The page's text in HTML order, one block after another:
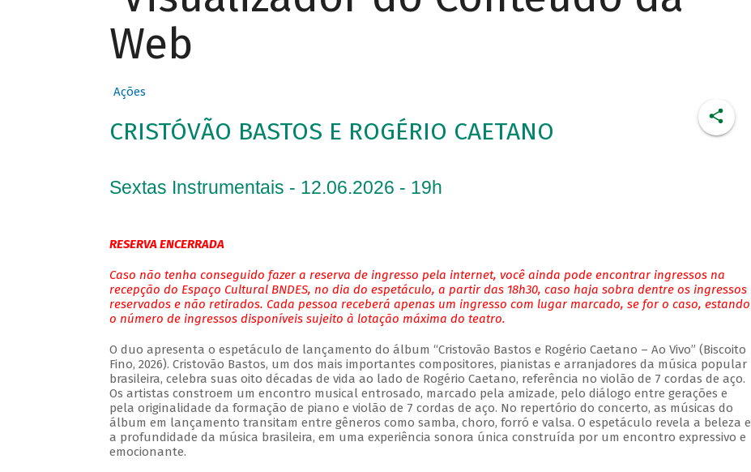
Web
Ações
CRISTÓVÃO BASTOS E ROGÉRIO CAETANO
Sextas Instrumentais - 12.06.2026 - 19h
RESERVA ENCERRADA
Caso não tenha conseguido fazer a reserva de ingresso pela internet, você ainda pode encontrar ingressos na
recepção do Espaço Cultural BNDES, no dia do espetáculo, a partir das 18h30, caso haja sobra dentre os ingressos
reservados e não retirados. Cada pessoa receberá apenas um ingresso com lugar marcado, se for o caso, estando
o número de ingressos disponíveis sujeito à lotação máxima do teatro.
O duo apresenta o espetáculo de lançamento do álbum “Cristovão Bastos e Rogério Caetano – Ao Vivo” (Biscoito
Fino, 2026). Cristovão Bastos, um dos mais importantes compositores, pianistas e arranjadores da música popular
brasileira, celebra suas oito décadas de vida ao lado de Rogério Caetano, referência no violão de 7 cordas de aço.
Os artistas constroem um encontro musical entrosado, marcado pela amizade, pelo diálogo entre gerações e
pela originalidade da formação de piano e violão de 7 cordas de aço. No repertório do concerto, as músicas do
álbum em lançamento transitam entre gêneros como samba, choro, forró e valsa. O espetáculo revela a beleza e
a profundidade da música brasileira, em uma experiência sonora única construída por um encontro expressivo e
emocionante.